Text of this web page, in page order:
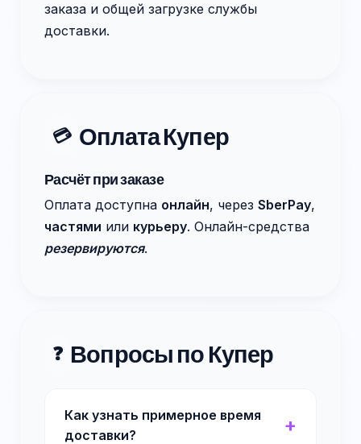
заказа и общей загрузке службы
доставки.
💳 Оплата Купер
Расчёт при заказе
Оплата доступна онлайн, через SberPay,
частями или курьеру. Онлайн-средства
резервируются.
❓ Вопросы по Купер
Как узнать примерное время
доставки?